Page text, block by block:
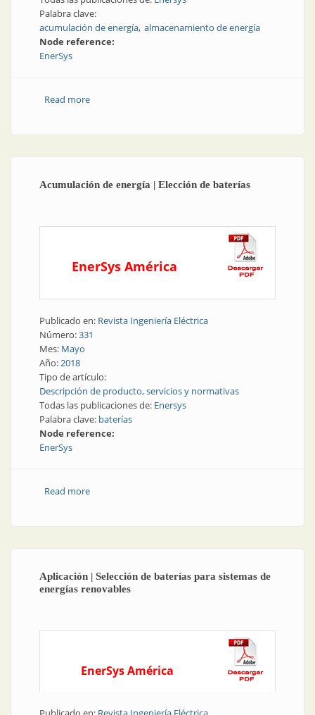
Palabra clave:
acumulación de energía almacenamiento de energía
Node reference:
EnerSys
Read moreabout Acumulación de energía | Enersys: respaldo
Acumulación de energía | Elección de baterías
EnerSys América
Publicado en: Revista Ingeniería Eléctrica
Número:331
Mes: Mayo
Año:2018
Tipo de artículo:
Descripción de producto, servicios y normativas
Todas las publicaciones de: Enersys
Palabra clave: baterías
Node reference:
EnerSys
Read moreabout Acumulación de energía | Elección de baterías
Aplicación | Selección de baterías para sistemas de
energías renovables
EnerSys América